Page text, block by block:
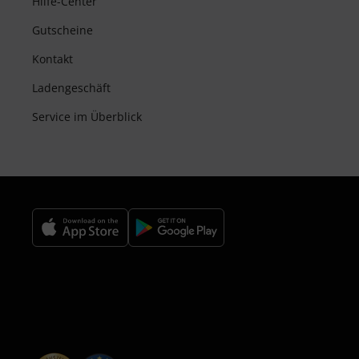
Gutscheine
Kontakt
Ladengeschäft
Service im Überblick